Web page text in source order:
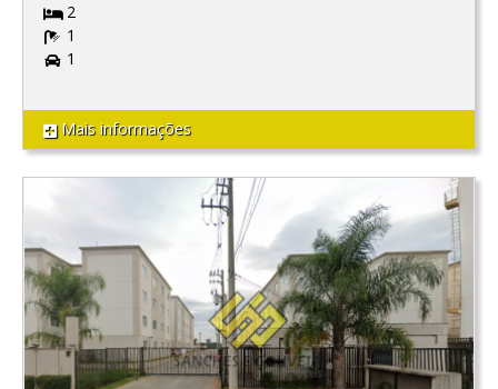
2
1
1
Mais informações